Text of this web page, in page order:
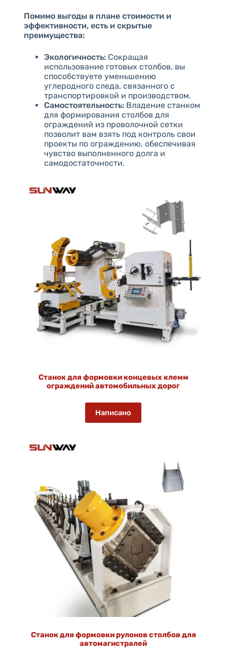
Помимо выгоды в плане стоимости и
эффективности, есть и скрытые
преимущества:
Экологичность:Сокращая
использование готовых столбов, вы
способствуете уменьшению
углеродного следа, связанного с
транспортировкой и производством.
Самостоятельность:Владение станком
для формирования столбов для
ограждений из проволочной сетки
позволит вам взять под контроль свои
проекты по ограждению, обеспечивая
чувство выполненного долга и
самодостаточности.
Станок для формовки концевых клемм
ограждений автомобильных дорог
Написано
Станок для формовки рулонов столбов для
автомагистралей